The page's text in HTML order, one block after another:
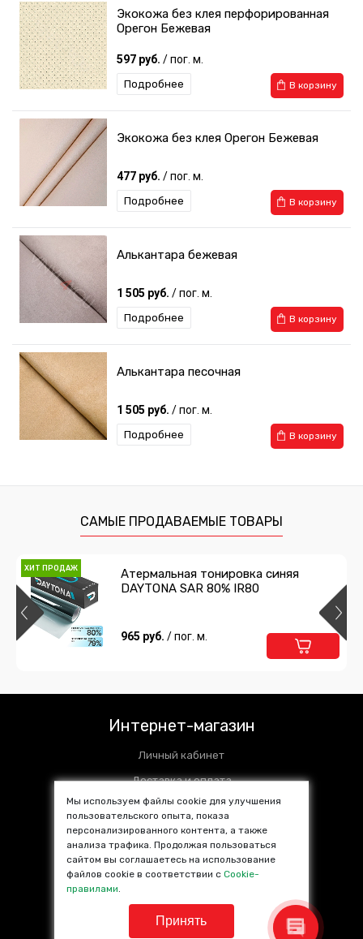
Экокожа без клея перфорированная
Орегон Бежевая
597 руб. / пог. м.
В корзину
Подробнее
Экокожа без клея Орегон Бежевая
477 руб. / пог. м.
В корзину
Подробнее
Алькантара бежевая
1 505 руб. / пог. м.
В корзину
Подробнее
Алькантара песочная
1 505 руб. / пог. м.
В корзину
Подробнее
САМЫЕ ПРОДАВАЕМЫЕ ТОВАРЫ
ХИТ ПРОДАЖ
Атермальная тонировка синяя
DAYTONA SAR 80% IR80
965 руб. / пог. м.
Интернет-магазин
Личный кабинет
Доставка и оплата
Установочные центры
Контакты
SALE %
Популярные товары
Мы используем файлы cookie для улучшения
пользовательского опыта, показа
персонализированного контента, а также
анализа трафика. Продолжая пользоваться
сайтом вы соглашаетесь на использование
файлов cookie в соответствии сCookie-
правилами.
Принять